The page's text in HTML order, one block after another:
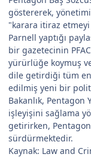
göstererek,
"karara itiraz etmeyi
Parnell yaptığı
bir gazetecinin
yürürlüğe koymuş
dile getirdiği tüm
edilmiş yeni bir
Bakanlık,
işleyişini sağlama
getirirken,
sürdürmektedir.
Kaynak: Law and